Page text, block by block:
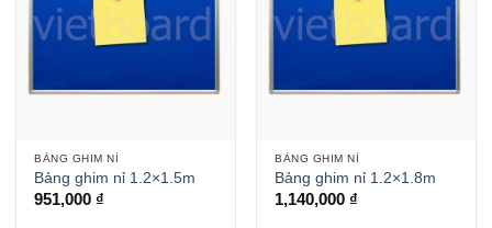
BẢNG GHIM NỈ
Bảng ghim nỉ 1.2×1.5m
951,000 ₫
BẢNG GHIM NỈ
Bảng ghim nỉ 1.2×1.8m
1,140,000 ₫